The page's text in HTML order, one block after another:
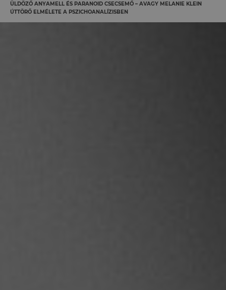
ÜLDÖZŐ ANYAMELL ÉS PARANOID CSECSEMŐ – AVAGY MELANIE KLEIN
ÚTTÖRŐ ELMÉLETE A PSZICHOANALÍZISBEN